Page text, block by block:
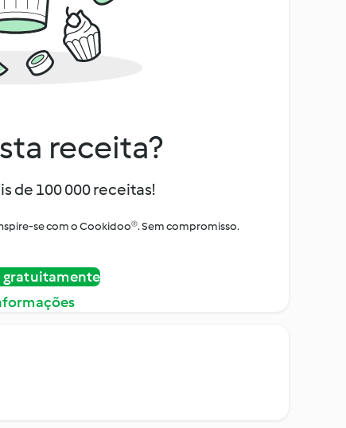
receita?
de 100 000 receitas!
se com o Cookidoo®. Sem compromisso.
gratuitamente